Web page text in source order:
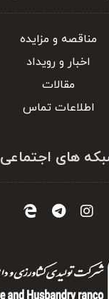
مناقصه و مزایده
اخبار و رویداد
مقالات
اطلاعات تماس
های اجتماعی